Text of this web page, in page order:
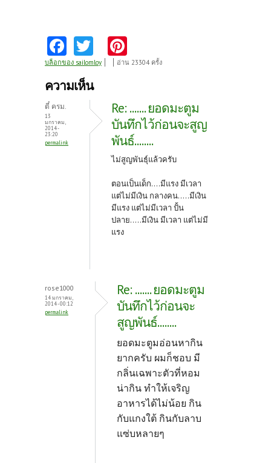
Fa
ce
b
k
w
itt
nt
t
บล็อกของ sailomloy อ่าน 23304 ครั้ง
ความเห็น
ตี๋ ครม.
13
มกราคม,
2014 -
23:20
permalink
Re: ....... ยอดมะตูม
บันทึกไว้ก่อนจะสูญ
พันธ์........
ไม่สูญพันธุ์แล้วครับ
ตอนเป็นเด็ก....มีแรง มีเวลา
แต่ไม่มีเงิน กลางคน.....มีเงิน
มีแรง แต่ไม่มีเวลา ปั้น
ปลาย.....มีเงิน มีเวลา แต่ไม่มี
แรง
rose1000
14 มกราคม,
2014 - 00:12
permalink
Re: ....... ยอดมะตูม
บันทึกไว้ก่อนจะ
สูญพันธ์........
ยอดมะตูมอ่อนหากิน
ยากครับ ผมก็ชอบ มี
กลิ่นเฉพาะตัวที่หอม
น่ากิน ทำให้เจริญ
อาหารได้ไม่น้อย กิน
กับแกงใต้ กินกับลาบ
แซ่บหลายๆ